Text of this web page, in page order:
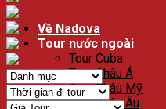
Về Nadova
Tour nước ngoài
Tour Cuba
Tour Châu Á
Tour Châu Mỹ
Tour Châu Âu